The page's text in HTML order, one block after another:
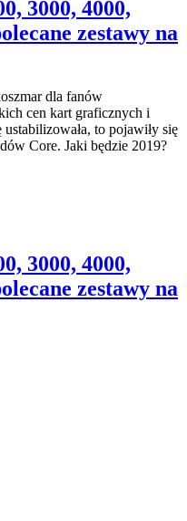
3000, 4000,
zestawy na
dla fanów
cen kart graficznych i
to pojawiły się
Core. Jaki będzie 2019?
3000, 4000,
zestawy na